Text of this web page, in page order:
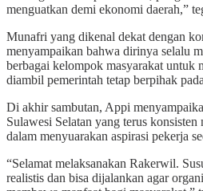
menguatkan demi ekonomi daerah,”
Munafri yang dikenal dekat dengan
menyampaikan bahwa dirinya selalu
berbagai kelompok masyarakat untuk
diambil pemerintah tetap berpihak
Di akhir sambutan, Appi
Sulawesi Selatan yang terus
dalam menyuarakan aspirasi pekerja
“Selamat melaksanakan Rakerwil.
realistis dan bisa dijalankan agar